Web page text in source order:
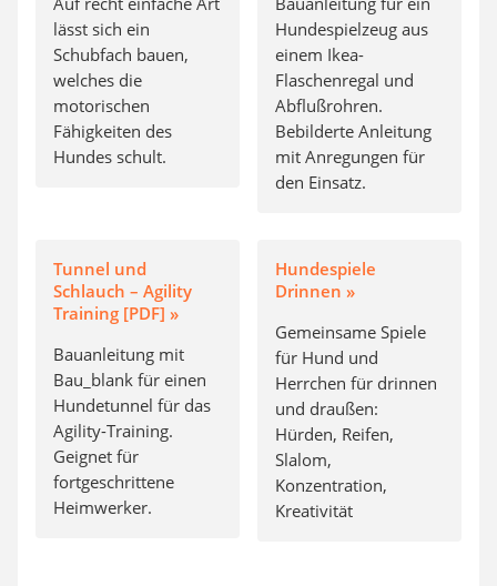
lässt sich ein
Schubfach bauen,
welches die
motorischen
Fähigkeiten des
Hundes schult.
Hundespielzeug aus
einem Ikea-
Flaschenregal und
Abflußrohren.
Bebilderte Anleitung
mit Anregungen für
den Einsatz.
Tunnel und
Schlauch – Agility
Training [PDF] »
Bauanleitung mit
Bau_blank für einen
Hundetunnel für das
Agility-Training.
Geignet für
fortgeschrittene
Heimwerker.
Hundespiele
Drinnen »
Gemeinsame Spiele
für Hund und
Herrchen für drinnen
und draußen:
Hürden, Reifen,
Slalom,
Konzentration,
Kreativität